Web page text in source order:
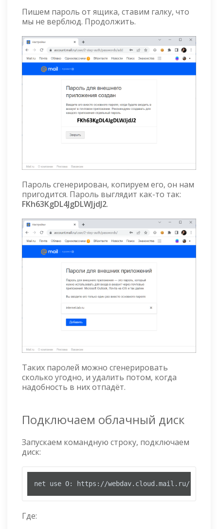
Пишем пароль от ящика, ставим галку, что
мы не верблюд. Продолжить.
Пароль сгенерирован, копируем его, он нам
пригодится. Пароль выглядит как-то так:
FKh63KgDL4JgDLWJjdJ2.
Таких паролей можно сгенерировать
сколько угодно, и удалить потом, когда
надобность в них отпадёт.
Подключаем облачный диск
Запускаем командную строку, подключаем
диск:
net use O: https://webdav.cloud.mail.ru/
Где: